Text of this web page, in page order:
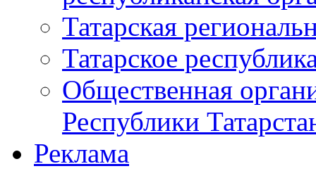
Татарская
Татарское
Общественная
Республики
Реклама